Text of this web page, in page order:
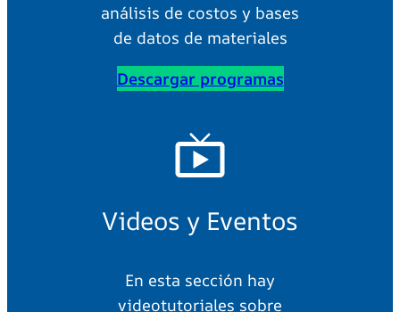
análisis de costos y bases
de datos de materiales
Descargar programas
Videos y Eventos
En esta sección hay
videotutoriales sobre